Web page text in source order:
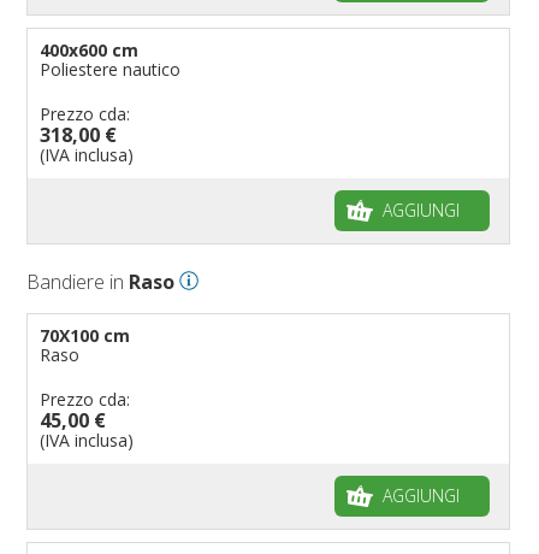
400x600 cm
Poliestere nautico
Prezzo cda:
318,00 €
(IVA inclusa)
AGGIUNGI
Bandiere in Raso
70X100 cm
Raso
Prezzo cda:
45,00 €
(IVA inclusa)
AGGIUNGI